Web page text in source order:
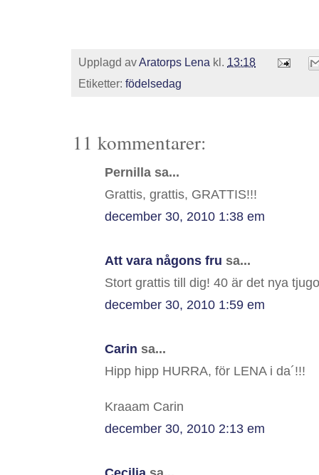
Upplagd avAratorps Lena kl. 13:18
Etiketter: födelsedag
11 kommentarer:
Pernilla sa...
Grattis, grattis, GRATTIS!!!
december 30, 2010 1:38 em
Att vara någons fru sa...
Stort grattis till dig! 40 är det nya
december 30, 2010 1:59 em
Carin sa...
Hipp hipp HURRA, för LENA i da´!!!
Kraaam Carin
december 30, 2010 2:13 em